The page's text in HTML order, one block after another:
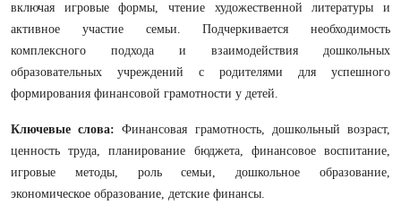
включая игровые формы, чтение художественной литературы и
активное участие семьи. Подчеркивается необходимость
комплексного подхода и взаимодействия дошкольных
образовательных учреждений с родителями для успешного
формирования финансовой грамотности у детей.
Ключевые слова: Финансовая грамотность, дошкольный возраст,
ценность труда, планирование бюджета, финансовое воспитание,
игровые методы, роль семьи, дошкольное образование,
экономическое образование, детские финансы.